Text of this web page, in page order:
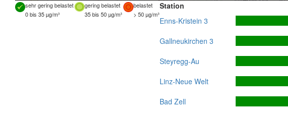
sehr gering belastet gering belastet
belastet
0 bis 35 µg/m³
35 bis 50 µg/m³ > 50 µg/m³
Station
Enns-Kristein 3
Gallneukirchen 3
Steyregg-Au
Linz-Neue Welt
Bad Zell